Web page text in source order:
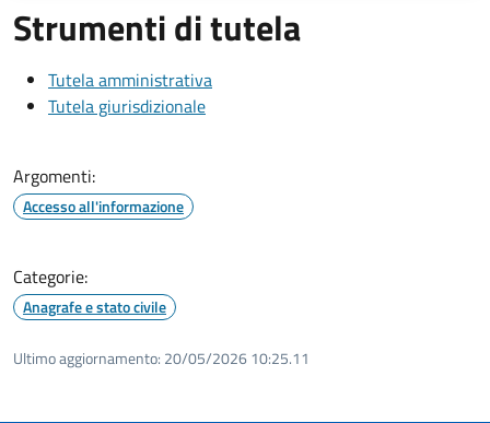
Strumenti di tutela
Tutela amministrativa
Tutela giurisdizionale
Argomenti:
Accesso all'informazione
Categorie:
Anagrafe e stato civile
Ultimo aggiornamento: 20/05/2026 10:25.11